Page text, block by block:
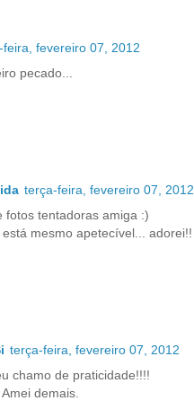
feira, fevereiro 07, 2012
pecado...
terça-feira, fevereiro 07, 2012
fotos tentadoras amiga :)
mesmo apetecível... adorei!!
terça-feira, fevereiro 07, 2012
chamo de praticidade!!!!
demais.